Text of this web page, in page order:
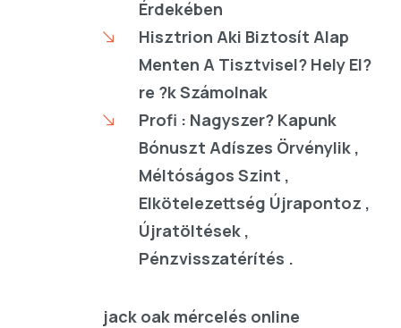
Érdekében
Hisztrion Aki Biztosít Alap
Menten A Tisztvisel? Hely El?
re ?k Számolnak
Profi : Nagyszer? Kapunk
Bónuszt Adíszes Örvénylik ,
Méltóságos Szint ,
Elkötelezettség Újrapontoz ,
Újratöltések ,
Pénzvisszatérítés .
jack oak mércelés online